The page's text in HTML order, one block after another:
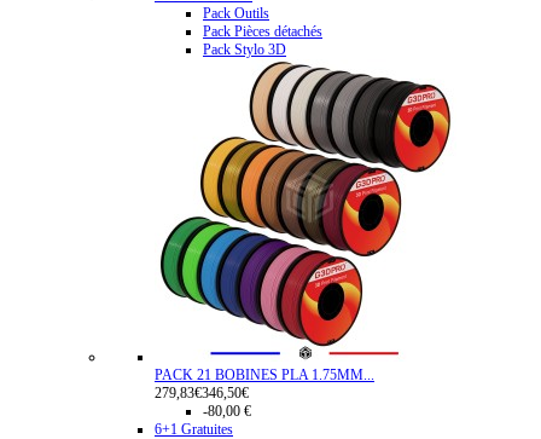
Pack Outils
Pack Pièces détachés
Pack Stylo 3D
PACK 21 BOBINES PLA 1.75MM...
279,83€346,50€
-80,00 €
6+1 Gratuites